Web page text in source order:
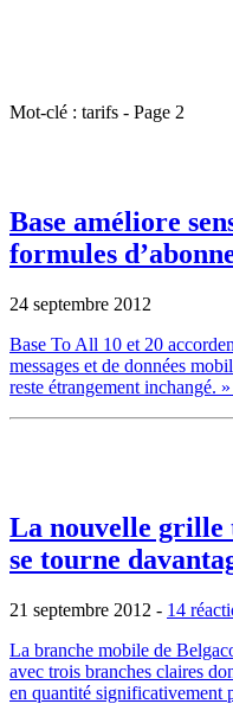
Mot-clé : tarifs - Page 2
Base améliore
formules
24 septembre 2012
Base To All 10 et 20
messages et de données
reste étrangement inchangé.
La nouvelle
se tourne
21 septembre 2012 - 14
La branche mobile de
avec trois branches claires
en quantité significativement